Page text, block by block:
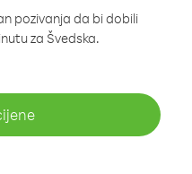
pozivanja da bi dobili
za Švedska.